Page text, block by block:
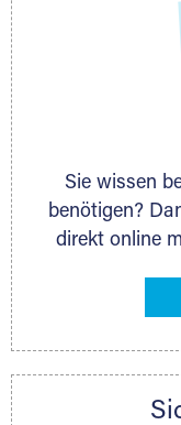
Sie wissen
benötigen?
direkt online
Gegenstände
ermittelt.
persönlich